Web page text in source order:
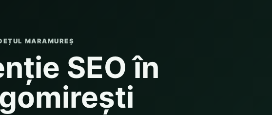
MARAMUREȘ
SEO în